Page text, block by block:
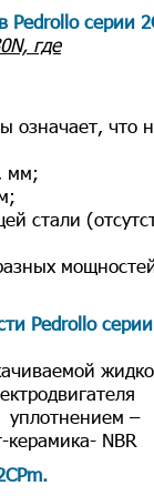
серии
где
означает, что
мм;
стали
Pedrollo серии
уплотнением –
NBR